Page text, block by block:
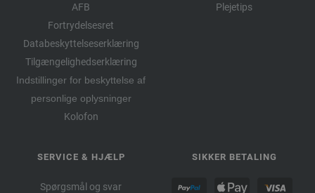
AFB
Fortrydelsesret
Databeskyttelseserklæring
Tilgængelighedserklæring
Indstillinger for beskyttelse af
personlige oplysninger
Kolofon
Plejetips
SERVICE & HJÆLP
Spørgsmål og svar
SIKKER BETALING